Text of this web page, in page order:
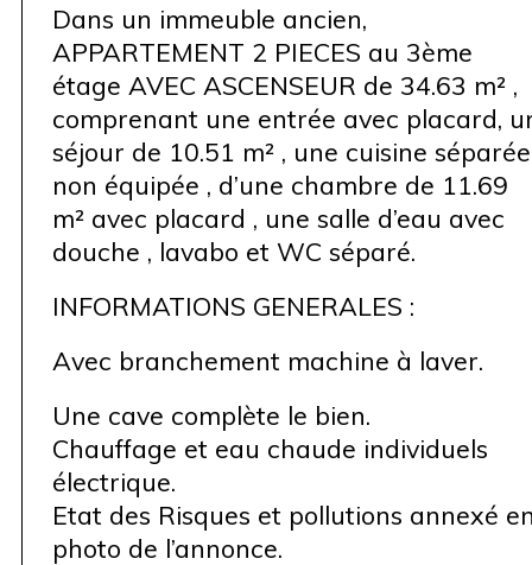
Dans un immeuble ancien,
APPARTEMENT 2 PIECES au 3ème
étage AVEC ASCENSEUR de 34.63 m² ,
comprenant une entrée avec placard,
séjour de 10.51 m² , une cuisine séparée
non équipée , d’une chambre de 11.69
m² avec placard , une salle d’eau avec
douche , lavabo et WC séparé.
INFORMATIONS GENERALES :
Avec branchement machine à laver.
Une cave complète le bien.
Chauffage et eau chaude individuels
électrique.
Etat des Risques et pollutions annexé
photo de l’annonce.